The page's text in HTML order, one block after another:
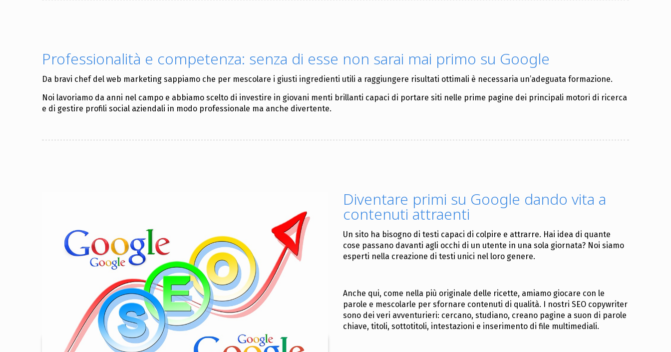
Professionalità e competenza: senza di esse non sarai mai primo su Google
Da bravi chef del web marketing sappiamo che per mescolare i giusti ingredienti utili a raggiungere risultati ottimali è necessaria un’adeguata formazione.
Noi lavoriamo da anni nel campo e abbiamo scelto di investire in giovani menti brillanti capaci di portare siti nelle prime pagine dei principali motori di ricerca
e di gestire profili social aziendali in modo professionale ma anche divertente.
Diventare primi su Google dando vita a
contenuti attraenti
Un sito ha bisogno di testi capaci di colpire e attrarre. Hai idea di quante
cose passano davanti agli occhi di un utente in una sola giornata? Noi siamo
esperti nella creazione di testi unici nel loro genere.
Anche qui, come nella più originale delle ricette, amiamo giocare con le
parole e mescolarle per sfornare contenuti di qualità. I nostri SEO copywriter
sono dei veri avventurieri: cercano, studiano, creano pagine a suon di parole
chiave, titoli, sottotitoli, intestazioni e inserimento di file multimediali.